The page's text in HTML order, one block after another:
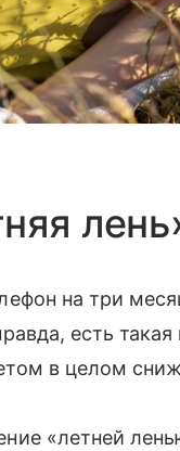
на три
есть
в целом
«летней